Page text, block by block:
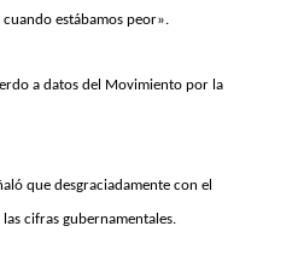
estábamos peor».
a datos del Movimiento por la
que desgraciadamente con el
cifras gubernamentales.